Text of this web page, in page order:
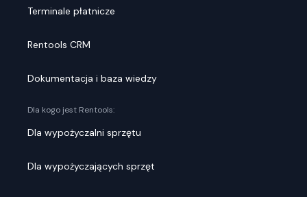
Terminale płatnicze
Rentools CRM
Dokumentacja i baza wiedzy
Dla kogo jest Rentools:
Dla wypożyczalni sprzętu
Dla wypożyczających sprzęt